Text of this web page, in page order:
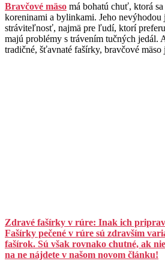
Bravčové mäso má bohatú chuť, ktorá
koreninami a bylinkami. Jeho nevýhodou
stráviteľnosť, najmä pre ľudí, ktorí
majú problémy s trávením tučných jedál.
tradičné, šťavnaté fašírky, bravčové
Zdravé fašírky v rúre: Inak ich
Fašírky pečené v rúre sú zdravším
fašírok. Sú však rovnako chutné, ak
na ne nájdete v našom novom článku!